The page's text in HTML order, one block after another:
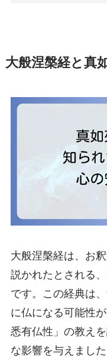
大般涅槃経と真
大般涅槃経は、お
説かれたとされる
です。この経典は
に仏になる可能性
悉有仏性」の教え
な影響を与えまし